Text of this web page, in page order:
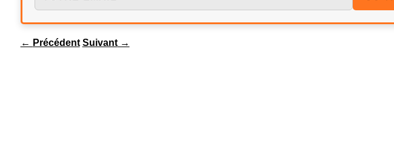
← Précédent Suivant→